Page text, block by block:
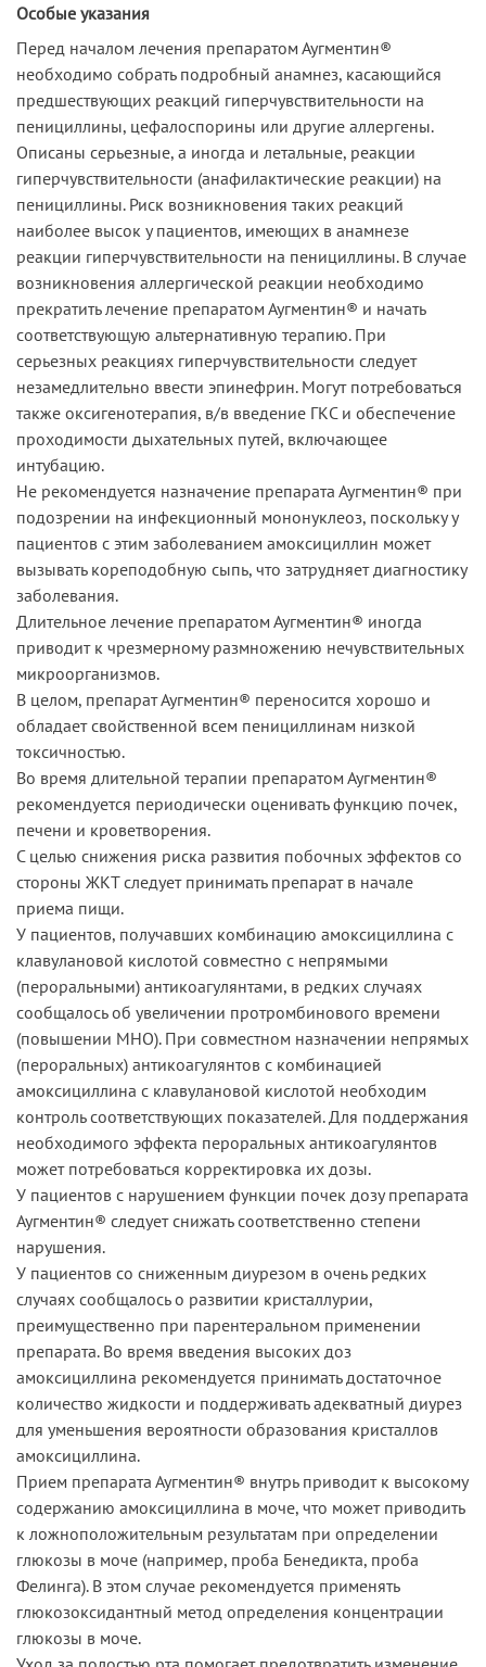
Особые указания
Перед началом лечения препаратом Аугментин®
необходимо собрать подробный анамнез, касающийся
предшествующих реакций гиперчувствительности на
пенициллины, цефалоспорины или другие аллергены.
Описаны серьезные, а иногда и летальные, реакции
гиперчувствительности (анафилактические реакции) на
пенициллины. Риск возникновения таких реакций
наиболее высок у пациентов, имеющих в анамнезе
реакции гиперчувствительности на пенициллины. В случае
возникновения аллергической реакции необходимо
прекратить лечение препаратом Аугментин® и начать
соответствующую альтернативную терапию. При
серьезных реакциях гиперчувствительности следует
незамедлительно ввести эпинефрин. Могут потребоваться
также оксигенотерапия, в/в введение ГКС и обеспечение
проходимости дыхательных путей, включающее
интубацию.
Не рекомендуется назначение препарата Аугментин® при
подозрении на инфекционный мононуклеоз, поскольку у
пациентов с этим заболеванием амоксициллин может
вызывать кореподобную сыпь, что затрудняет диагностику
заболевания.
Длительное лечение препаратом Аугментин® иногда
приводит к чрезмерному размножению нечувствительных
микроорганизмов.
В целом, препарат Аугментин® переносится хорошо и
обладает свойственной всем пенициллинам низкой
токсичностью.
Во время длительной терапии препаратом Аугментин®
рекомендуется периодически оценивать функцию почек,
печени и кроветворения.
С целью снижения риска развития побочных эффектов со
стороны ЖКТ следует принимать препарат в начале
приема пищи.
У пациентов, получавших комбинацию амоксициллина с
клавулановой кислотой совместно с непрямыми
(пероральными) антикоагулянтами, в редких случаях
сообщалось об увеличении протромбинового времени
(повышении MHO). При совместном назначении непрямых
(пероральных) антикоагулянтов с комбинацией
амоксициллина с клавулановой кислотой необходим
контроль соответствующих показателей. Для поддержания
необходимого эффекта пероральных антикоагулянтов
может потребоваться корректировка их дозы.
У пациентов с нарушением функции почек дозу препарата
Аугментин® следует снижать соответственно степени
нарушения.
У пациентов со сниженным диурезом в очень редких
случаях сообщалось о развитии кристаллурии,
преимущественно при парентеральном применении
препарата. Во время введения высоких доз
амоксициллина рекомендуется принимать достаточное
количество жидкости и поддерживать адекватный диурез
для уменьшения вероятности образования кристаллов
амоксициллина.
Прием препарата Аугментин® внутрь приводит к высокому
содержанию амоксициллина в моче, что может приводить
к ложноположительным результатам при определении
глюкозы в моче (например, проба Бенедикта, проба
Фелинга). В этом случае рекомендуется применять
глюкозоксидантный метод определения концентрации
глюкозы в моче.